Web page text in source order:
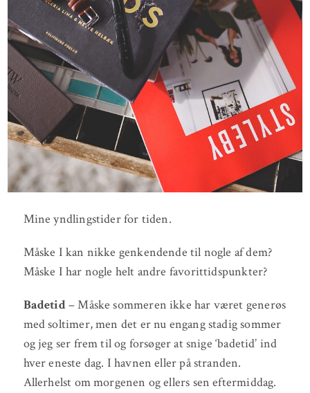
Mine yndlingstider for tiden.
Måske I kan nikke genkendende til nogle af dem?
Måske I har nogle helt andre favorittidspunkter?
Badetid– Måske sommeren ikke har været generøs
med soltimer, men det er nu engang stadig sommer
og jeg ser frem til og forsøger at snige ‘badetid’ ind
hver eneste dag. I havnen eller på stranden.
Allerhelst om morgenen og ellers sen eftermiddag.